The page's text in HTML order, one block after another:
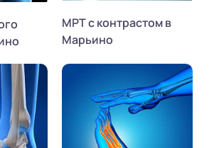
МРТ с контрастом в
Марьино